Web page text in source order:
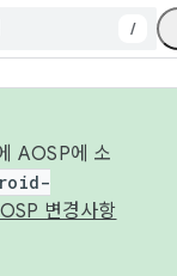
/
AOSP에 소
변경사항